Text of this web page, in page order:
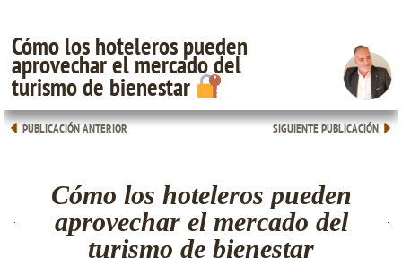
Cómo los hoteleros pueden
aprovechar el mercado del
turismo de bienestar
PUBLICACIÓN ANTERIOR SIGUIENTE PUBLICACIÓN
Cómo los hoteleros pueden
aprovechar el mercado del
turismo de bienestar